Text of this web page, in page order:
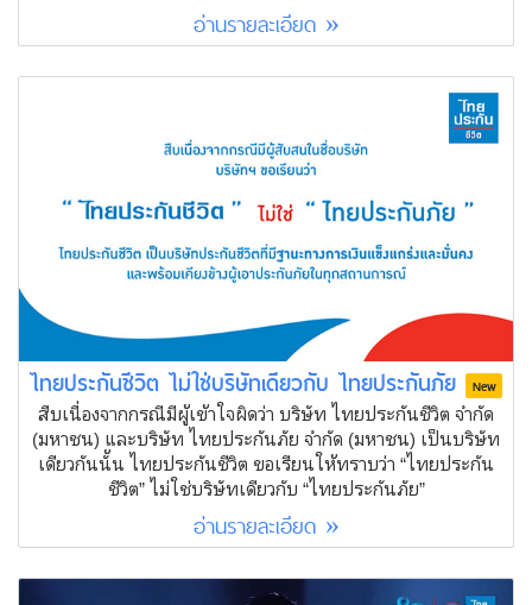
อ่านรายละเอียด »
ไทยประกันชีวิต ไม่ใช่บริษัทเดียวกับ ไทยประกันภัย New
สืบเนื่องจากกรณีมีผู้เข้าใจผิดว่า บริษัท ไทยประกันชีวิต จำกัด
(มหาชน) และบริษัท ไทยประกันภัย จำกัด (มหาชน) เป็นบริษัท
เดียวกันนั้น ไทยประกันชีวิต ขอเรียนให้ทราบว่า “ไทยประกัน
ชีวิต” ไม่ใช่บริษัทเดียวกับ “ไทยประกันภัย”
อ่านรายละเอียด »